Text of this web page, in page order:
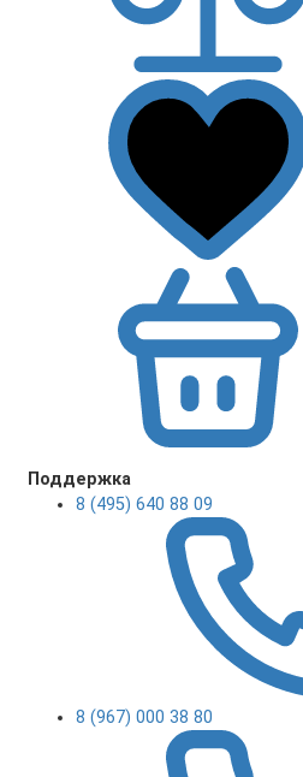
Поддержка
8 (495) 640 88 09
8 (967) 000 38 80